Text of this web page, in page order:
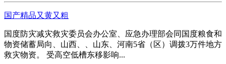
国产精品又黄又粗
国度防灾减灾救灾委员会办公室、应急办理部会同国度粮食和
物资储蓄局向、山西、、山东、河南5省（区）调拨3万件地方
救灾物资。 受高空低槽东移影响...